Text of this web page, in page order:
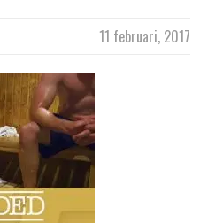
11 februari, 2017